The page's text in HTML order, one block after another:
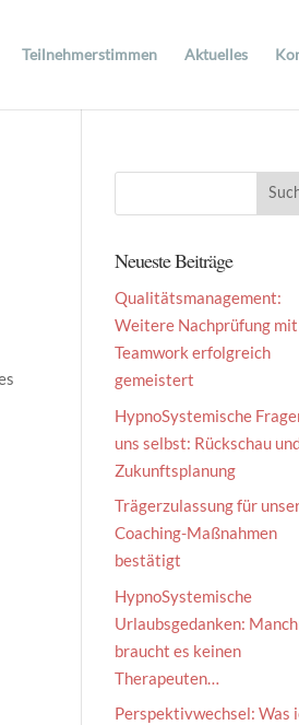
Teilnehmerstimmen Aktuelles
Neueste Beiträge
Qualitätsmanagement:
Weitere Nachprüfung mit
Teamwork erfolgreich
gemeistert
HypnoSystemische
uns selbst: Rückschau
Zukunftsplanung
Trägerzulassung für
Coaching-Maßnahmen
bestätigt
HypnoSystemische
Urlaubsgedanken:
braucht es keinen
Therapeuten…
Perspektivwechsel: Was